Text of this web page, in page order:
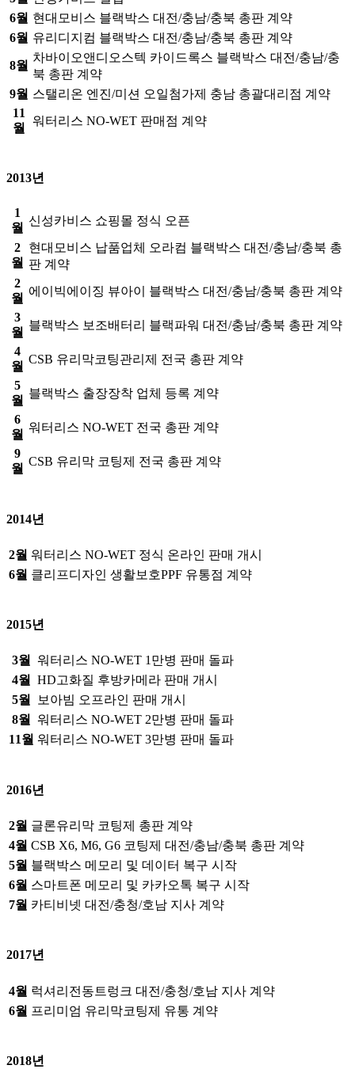
6월 현대모비스 블랙박스 대전/충남/충북 총판 계약
6월 유리디지컴 블랙박스 대전/충남/충북 총판 계약
8월
차바이오앤디오스텍 카이드록스 블랙박스 대전/충남/충
북 총판 계약
9월 스탤리온 엔진/미션 오일첨가제 충남 총괄대리점 계약
11
월
워터리스 NO-WET 판매점 계약
2013년
1
월
신성카비스 쇼핑몰 정식 오픈
2
월
현대모비스 납품업체 오라컴 블랙박스 대전/충남/충북 총
판 계약
2
월
에이빅에이징 뷰아이 블랙박스 대전/충남/충북 총판 계약
3
월
블랙박스 보조배터리 블랙파워 대전/충남/충북 총판 계약
4
월
CSB 유리막코팅관리제 전국 총판 계약
5
월
블랙박스 출장장착 업체 등록 계약
6
월
워터리스 NO-WET 전국 총판 계약
9
월
CSB 유리막 코팅제 전국 총판 계약
2014년
2월 워터리스 NO-WET 정식 온라인 판매 개시
6월 클리프디자인 생활보호PPF 유통점 계약
2015년
3월
워터리스 NO-WET 1만병 판매 돌파
4월
HD고화질 후방카메라 판매 개시
5월
보아빔 오프라인 판매 개시
8월
워터리스 NO-WET 2만병 판매 돌파
11월 워터리스 NO-WET 3만병 판매 돌파
2016년
2월 글론유리막 코팅제 총판 계약
4월 CSB X6, M6, G6 코팅제 대전/충남/충북 총판 계약
5월 블랙박스 메모리 및 데이터 복구 시작
6월 스마트폰 메모리 및 카카오톡 복구 시작
7월 카티비넷 대전/충청/호남 지사 계약
2017년
4월 럭셔리전동트렁크 대전/충청/호남 지사 계약
6월 프리미엄 유리막코팅제 유통 계약
2018년